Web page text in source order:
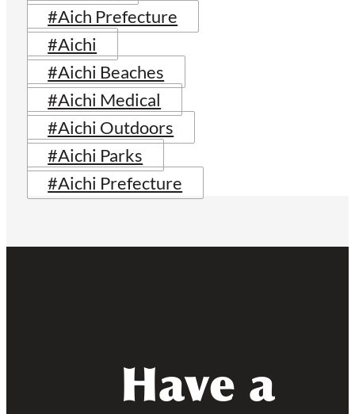
#Aich Prefecture
#Aichi
#Aichi Beaches
#Aichi Medical
#Aichi Outdoors
#Aichi Parks
#Aichi Prefecture
Have a